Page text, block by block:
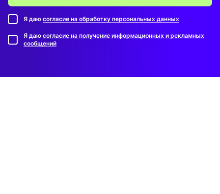
Я даю согласие на обработку персональных данных
Я даю согласие на получение информационных и рекламных
сообщений